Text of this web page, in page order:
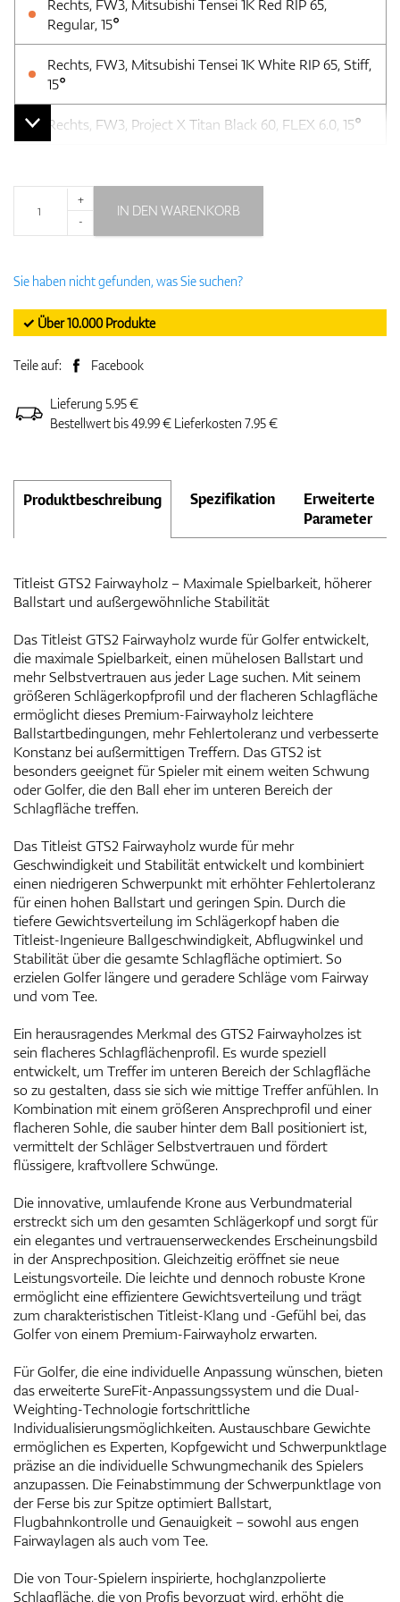
Rechts, FW3, Mitsubishi Tensei 1K Red RIP 65,
Regular, 15°
Rechts, FW3, Mitsubishi Tensei 1K White RIP 65, Stiff,
15°
Rechts, FW3, Project X Titan Black 60, FLEX 6.0, 15°
+
-
IN DEN WARENKORB
Sie haben nicht gefunden, was Sie suchen?
✓ Über 10.000 Produkte
Teile auf: Facebook
Lieferung 5.95 €
Bestellwert bis 49.99 € Lieferkosten 7.95 €
Produktbeschreibung Spezifikation
Erweiterte
Parameter
Titleist GTS2 Fairwayholz – Maximale Spielbarkeit, höherer
Ballstart und außergewöhnliche Stabilität
Das Titleist GTS2 Fairwayholz wurde für Golfer entwickelt,
die maximale Spielbarkeit, einen mühelosen Ballstart und
mehr Selbstvertrauen aus jeder Lage suchen. Mit seinem
größeren Schlägerkopfprofil und der flacheren Schlagfläche
ermöglicht dieses Premium-Fairwayholz leichtere
Ballstartbedingungen, mehr Fehlertoleranz und verbesserte
Konstanz bei außermittigen Treffern. Das GTS2 ist
besonders geeignet für Spieler mit einem weiten Schwung
oder Golfer, die den Ball eher im unteren Bereich der
Schlagfläche treffen.
Das Titleist GTS2 Fairwayholz wurde für mehr
Geschwindigkeit und Stabilität entwickelt und kombiniert
einen niedrigeren Schwerpunkt mit erhöhter Fehlertoleranz
für einen hohen Ballstart und geringen Spin. Durch die
tiefere Gewichtsverteilung im Schlägerkopf haben die
Titleist-Ingenieure Ballgeschwindigkeit, Abflugwinkel und
Stabilität über die gesamte Schlagfläche optimiert. So
erzielen Golfer längere und geradere Schläge vom Fairway
und vom Tee.
Ein herausragendes Merkmal des GTS2 Fairwayholzes ist
sein flacheres Schlagflächenprofil. Es wurde speziell
entwickelt, um Treffer im unteren Bereich der Schlagfläche
so zu gestalten, dass sie sich wie mittige Treffer anfühlen. In
Kombination mit einem größeren Ansprechprofil und einer
flacheren Sohle, die sauber hinter dem Ball positioniert ist,
vermittelt der Schläger Selbstvertrauen und fördert
flüssigere, kraftvollere Schwünge.
Die innovative, umlaufende Krone aus Verbundmaterial
erstreckt sich um den gesamten Schlägerkopf und sorgt für
ein elegantes und vertrauenserweckendes Erscheinungsbild
in der Ansprechposition. Gleichzeitig eröffnet sie neue
Leistungsvorteile. Die leichte und dennoch robuste Krone
ermöglicht eine effizientere Gewichtsverteilung und trägt
zum charakteristischen Titleist-Klang und -Gefühl bei, das
Golfer von einem Premium-Fairwayholz erwarten.
Für Golfer, die eine individuelle Anpassung wünschen, bieten
das erweiterte SureFit-Anpassungssystem und die Dual-
Weighting-Technologie fortschrittliche
Individualisierungsmöglichkeiten. Austauschbare Gewichte
ermöglichen es Experten, Kopfgewicht und Schwerpunktlage
präzise an die individuelle Schwungmechanik des Spielers
anzupassen. Die Feinabstimmung der Schwerpunktlage von
der Ferse bis zur Spitze optimiert Ballstart,
Flugbahnkontrolle und Genauigkeit – sowohl aus engen
Fairwaylagen als auch vom Tee.
Die von Tour-Spielern inspirierte, hochglanzpolierte
Schlagfläche, die von Profis bevorzugt wird, erhöht die